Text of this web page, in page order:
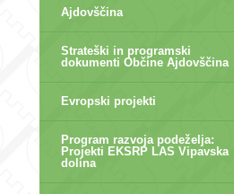
Ajdovščina
Strateški in programski
dokumenti Občine Ajdovščina
Evropski projekti
Program razvoja podeželja:
Projekti EKSRP LAS Vipavska
dolina